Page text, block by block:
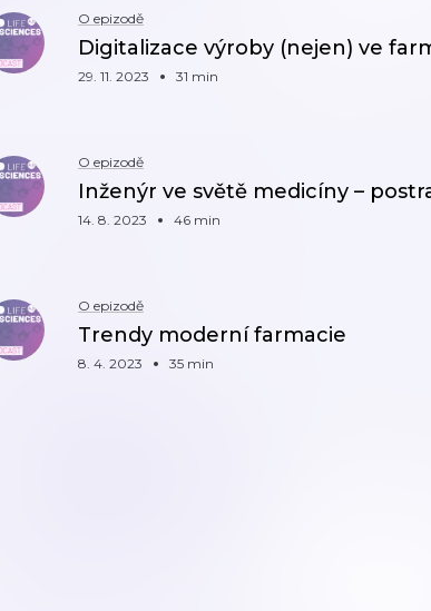
O epizodě
Digitalizace výroby (nejen) ve
29. 11. 2023 31 min
O epizodě
Inženýr ve světě medicíny –
14. 8. 2023 46 min
O epizodě
Trendy moderní farmacie
8. 4. 2023 35 min